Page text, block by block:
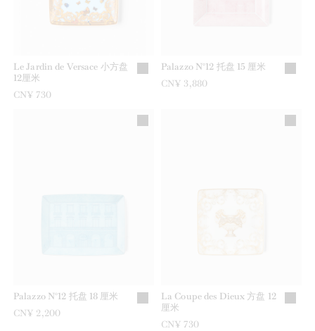
Le Jardin de Versace 小方盘
12厘米
CN¥ 730
Palazzo N°12 托盘 15 厘米
CN¥ 3,880
Palazzo N°12 托盘 18 厘米
CN¥ 2,200
La Coupe des Dieux 方盘 12
厘米
CN¥ 730